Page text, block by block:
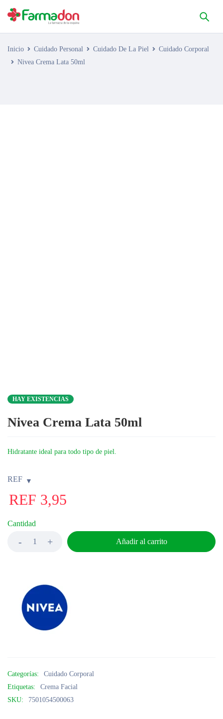
Inicio Cuidado Personal Cuidado De La Piel
Cuidado Corporal
Nivea Crema Lata 50ml
HAY EXISTENCIAS
Nivea Crema Lata 50ml
Hidratante ideal para todo tipo de piel.
REF
REF 3,95
Cantidad
Añadir al carrito
Categorías:
Cuidado Corporal
Etiquetas:
Crema Facial
SKU:
7501054500063